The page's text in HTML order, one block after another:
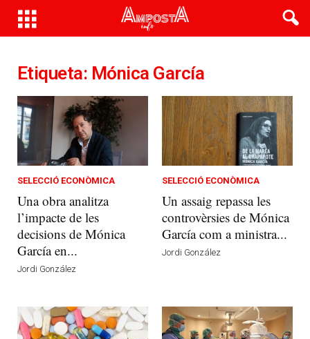
Etiqueta: Mónica García
SELECCIÓ ECONÒMICA
Una obra analitza
l’impacte de les
decisions de Mónica
García en...
Jordi González
SELECCIÓ ECONÒMICA
Un assaig repassa les
controvèrsies de Mónica
García com a ministra...
Jordi González